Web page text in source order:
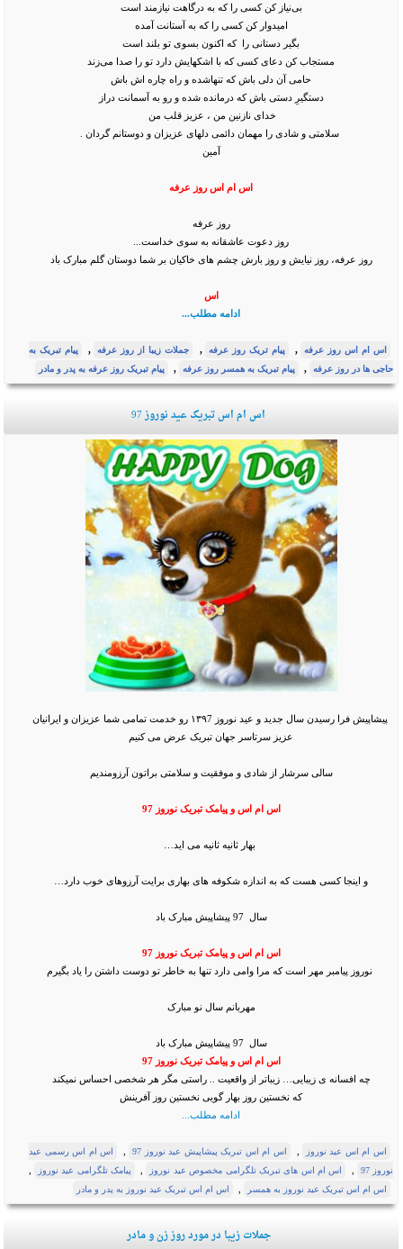
بی‌نیاز کن کسی را که به درگاهت نیازمند است
امیدوار کن کسی را که به آستانت آمده
بگیر دستانی را که اکنون بسوی تو بلند است
مستجاب کن دعای کسی که با اشکهایش دارد تو را صدا می‌زند
حامی آن دلی باش که تنهاشده و راه چاره اش باش
دستگیرِ دستی باش که درمانده شده و رو به آسمانت دراز
خدای نازنین من ، عزیز قلب من
سلامتی و شادی را مهمان دائمی دلهای عزیزان و دوستانم گردان .
آمین
اس ام اس روز عرفه
روز عرفه
روز دعوت عاشقانه به سوی خداست...
روز عرفه، روز نیایش و روز بارش چشم های خاکیان بر شما دوستان گلم مبارک باد
اس
ادامه مطلب...
اس ام اس روز عرفه , پیام تریک روز عرفه , جملات زیبا از روز عرفه ,
پیام تبریک به
حاجی ها در روز عرفه
, پیام تبریک به همسر روز عرفه , پیام تبریک روز عرفه به پدر و مادر
اس ام اس تبریک عید نوروز 97
پیشاپیش فرا رسیدن سال جدید و عید نوروز ۱۳۹7 رو خدمت تمامی شما عزیزان و ایرانیان
عزیز سرتاسر جهان تبریک عرض می کنیم
سالی سرشار از شادی و موفقیت و سلامتی براتون آرزومندیم
اس ام اس و پیامک تبریک نوروز 97
بهار ثانیه ثانیه می اید…
و اینجا کسی هست که به اندازه شکوفه های بهاری برایت آرزوهای خوب دارد…
سال 97 پیشاپیش مبارک باد
اس ام اس و پیامک تبریک نوروز 97
نوروز پیامبر مهر است که مرا وامی دارد تنها به خاطر تو دوست داشتن را یاد بگیرم
مهربانم سال نو مبارک
سال 97 پیشاپیش مبارک باد
اس ام اس و پیامک تبریک نوروز 97
چه افسانه ی زیبایی… زیباتر از واقعیت .. راستی مگر هر شخصی احساس نمیکند
که نخستین روز بهار گویی نخستین روز آفرینش
ادامه مطلب...
اس ام اس عید نوروز اس ام اس تبریک پیشاپیش عید نوروز 97
اس ام اس رسمی عید
نوروز 97
اس ام اس های تبریک تلگرامی مخصوص عید نوروز پیامک تلگرامی عید نوروز
اس ام اس تبریک عید نوروز به همسر اس ام اس تبریک عید نوروز به پدر و مادر
جملات زیبا در مورد روز زن و مادر